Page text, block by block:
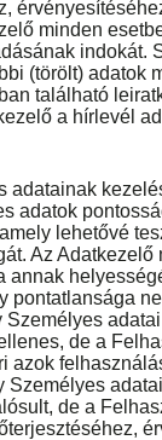
minden
indokát.
(törölt) adatok
található
a hírlevél
adatainak
adatok
lehetővé
Az
pontatlansága
de a
azok
de a